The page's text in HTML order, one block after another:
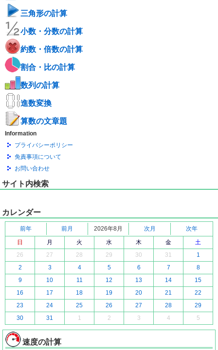
三角形の計算
小数・分数の計算
約数・倍数の計算
割合・比の計算
数列の計算
進数変換
算数の文章題
Information
プライバシーポリシー
免責事項について
お問い合わせ
サイト内検索
カレンダー
前年 前月 2026年8月 次月
次年
日
月 火 水 木 金
土
26
27 28 29 30 31
1
2
3 4 5 6 7
8
9
10 11 12 13 14
15
16
17 18 19 20 21
22
23
24 25 26 27 28
29
30
31 1 2 3 4 5
速度の計算